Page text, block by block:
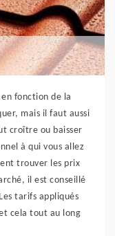
fonction de la
mais il faut aussi
croître ou baisser
à qui vous allez
trouver les prix
il est conseillé
tarifs appliqués
cela tout au long